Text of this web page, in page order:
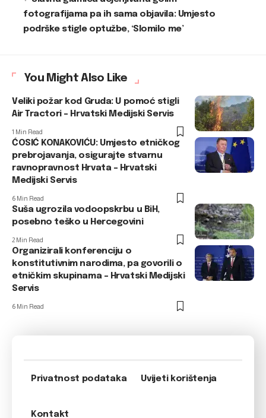
fotografijama pa ih sama objavila: Umjesto
podrške stigle optužbe, ‘Slomilo me’
You Might Also Like
Veliki požar kod Gruda: U pomoć stigli
Air Tractori – Hrvatski Medijski Servis
1 Min Read
ĆOSIĆ KONAKOVIĆU: Umjesto etničkog
prebrojavanja, osigurajte stvarnu
ravnopravnost Hrvata – Hrvatski
Medijski Servis
6 Min Read
Suša ugrozila vodoopskrbu u BiH,
posebno teško u Hercegovini
2 Min Read
Organizirali konferenciju o
konstitutivnim narodima, pa govorili o
etničkim skupinama – Hrvatski Medijski
Servis
6 Min Read
Privatnost podataka Uvijeti korištenja
Kontakt